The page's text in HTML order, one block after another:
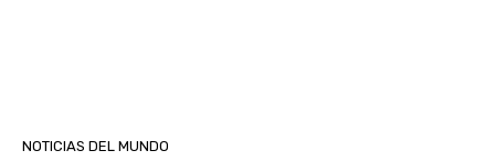
NOTICIAS DEL MUNDO